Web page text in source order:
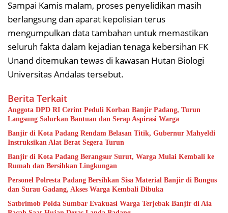
Sampai Kamis malam, proses penyelidikan masih
berlangsung dan aparat kepolisian terus
mengumpulkan data tambahan untuk memastikan
seluruh fakta dalam kejadian tenaga kebersihan FK
Unand ditemukan tewas di kawasan Hutan Biologi
Universitas Andalas tersebut.
Berita Terkait
Anggota DPD RI Cerint Peduli Korban Banjir Padang, Turun
Langsung Salurkan Bantuan dan Serap Aspirasi Warga
Banjir di Kota Padang Rendam Belasan Titik, Gubernur Mahyeldi
Instruksikan Alat Berat Segera Turun
Banjir di Kota Padang Berangsur Surut, Warga Mulai Kembali ke
Rumah dan Bersihkan Lingkungan
Personel Polresta Padang Bersihkan Sisa Material Banjir di Bungus
dan Surau Gadang, Akses Warga Kembali Dibuka
Satbrimob Polda Sumbar Evakuasi Warga Terjebak Banjir di Aia